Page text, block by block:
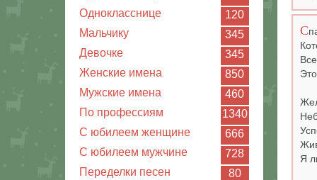
Однокласснице
120
Мальчику
345
Девочке
345
Женские имена
850
Мужские имена
460
По профессиям
1340
С юбилеем женщине
666
С юбилеем мужчине
728
Переделки песен
80
С
Я